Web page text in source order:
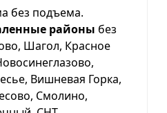
без подъема.
районы без
Шагол, Красное
Вишневая Горка,
Смолино,